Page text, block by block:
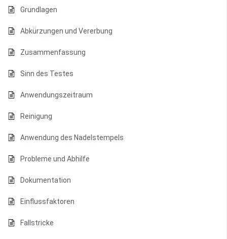
Grundlagen
Abkürzungen und Vererbung
Zusammenfassung
Sinn des Testes
Anwendungszeitraum
Reinigung
Anwendung des Nadelstempels
Probleme und Abhilfe
Dokumentation
Einflussfaktoren
Fallstricke